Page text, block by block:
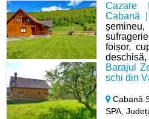
Cazare
Cabană
foișor,
Barajul
schi din
Cabană
SPA,